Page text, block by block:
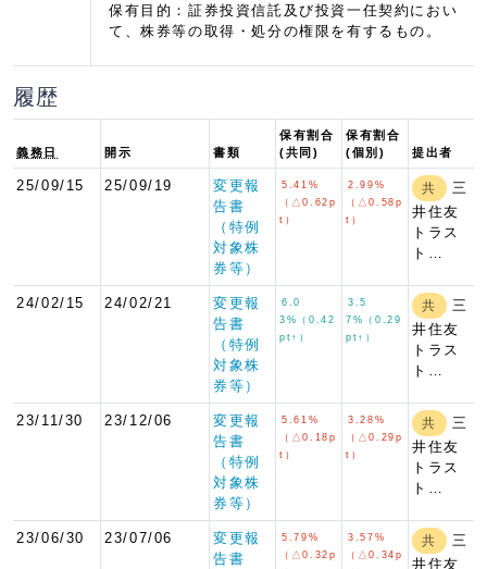
保有目的：証券投資信託及び投資一任契約におい
て、株券等の取得・処分の権限を有するもの。
履歴
義務日 開示 書類
保有割合
(共同)
保有割合
(個別)
提出者
25/09/15 25/09/19
変更報
告書
（特例
対象株
券等）
5.41%
（△0.62p
t）
2.99%
（△0.58p
t）
共
三
井住友
トラス
ト…
24/02/15 24/02/21
変更報
告書
（特例
対象株
券等）
6.0
3%（0.42
pt↑）
3.5
7%（0.29
pt↑）
共
三
井住友
トラス
ト…
23/11/30 23/12/06
変更報
告書
（特例
対象株
券等）
5.61%
（△0.18p
t）
3.28%
（△0.29p
t）
共
三
井住友
トラス
ト…
23/06/30 23/07/06
変更報
告書
5.79%
（△0.32p
3.57%
（△0.34p
共
三
井住友